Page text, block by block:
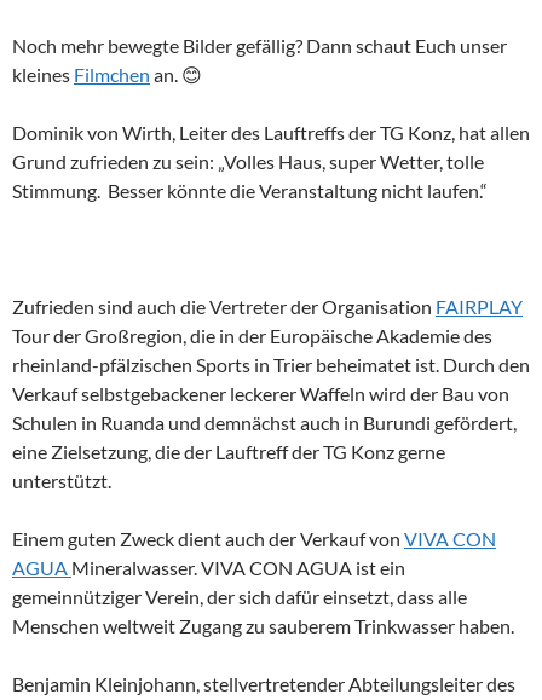
Noch mehr bewegte Bilder gefällig? Dann schaut Euch unser
kleines Filmchen an. 😊
Dominik von Wirth, Leiter des Lauftreffs der TG Konz, hat allen
Grund zufrieden zu sein: „Volles Haus, super Wetter, tolle
Stimmung. Besser könnte die Veranstaltung nicht laufen.“
Zufrieden sind auch die Vertreter der Organisation FAIRPLAY
Tour der Großregion, die in der Europäische Akademie des
rheinland-pfälzischen Sports in Trier beheimatet ist. Durch den
Verkauf selbstgebackener leckerer Waffeln wird der Bau von
Schulen in Ruanda und demnächst auch in Burundi gefördert,
eine Zielsetzung, die der Lauftreff der TG Konz gerne
unterstützt.
Einem guten Zweck dient auch der Verkauf von VIVA CON
AGUA Mineralwasser. VIVA CON AGUA ist ein
gemeinnütziger Verein, der sich dafür einsetzt, dass alle
Menschen weltweit Zugang zu sauberem Trinkwasser haben.
Benjamin Kleinjohann, stellvertretender Abteilungsleiter des